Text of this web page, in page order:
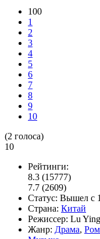
100
1
2
3
4
5
6
7
8
9
10
(2 голоса)
10
Рейтинги:
8.3 (15777)
7.7 (2609)
Статус: Вышел с
Страна: Китай
Режиссер: Lu Ying
Жанр: Драма,